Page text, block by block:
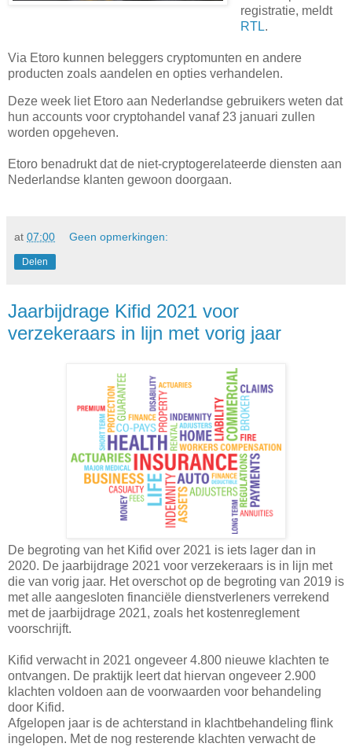
registratie, meldt
RTL.
Via Etoro kunnen beleggers cryptomunten en andere
producten zoals aandelen en opties verhandelen.
Deze week liet Etoro aan Nederlandse gebruikers weten dat
hun accounts voor cryptohandel vanaf 23 januari zullen
worden opgeheven.
Etoro benadrukt dat de niet-cryptogerelateerde diensten aan
Nederlandse klanten gewoon doorgaan.
at 07:00 Geen opmerkingen:
Delen
Jaarbijdrage Kifid 2021 voor
verzekeraars in lijn met vorig jaar
De begroting van het Kifid over 2021 is iets lager dan in
2020. De jaarbijdrage 2021 voor verzekeraars is in lijn met
die van vorig jaar. Het overschot op de begroting van 2019 is
met alle aangesloten financiële dienstverleners verrekend
met de jaarbijdrage 2021, zoals het kostenreglement
voorschrijft.
Kifid verwacht in 2021 ongeveer 4.800 nieuwe klachten te
ontvangen. De praktijk leert dat hiervan ongeveer 2.900
klachten voldoen aan de voorwaarden voor behandeling
door Kifid.
Afgelopen jaar is de achterstand in klachtbehandeling flink
ingelopen. Met de nog resterende klachten verwacht de